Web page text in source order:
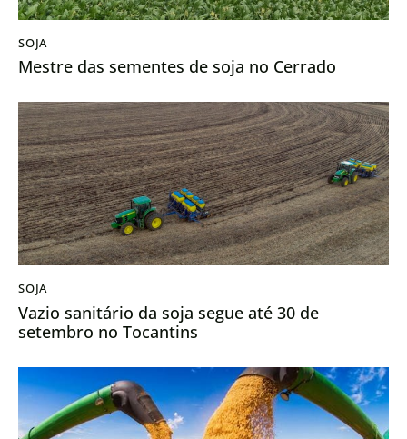
SOJA
Mestre das sementes de soja no Cerrado
SOJA
Vazio sanitário da soja segue até 30 de
setembro no Tocantins